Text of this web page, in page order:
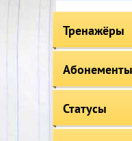
Тренажёры
Статусы